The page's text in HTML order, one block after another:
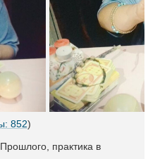
852)
практика в